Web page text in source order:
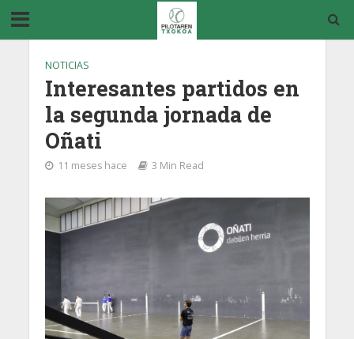
NOTICIAS
Interesantes partidos en
la segunda jornada de
Oñati
11 meses hace 3 Min Read